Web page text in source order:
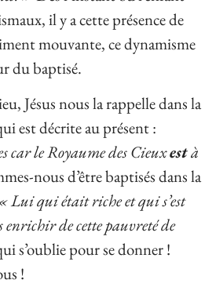
il y a cette présence de
mouvante, ce dynamisme
du baptisé.
Jésus nous la rappelle dans la
est décrite au présent :
car le Royaume des Cieuxestà
nous d’être baptisés dans la
Lui qui était riche et qui s’est
de cette pauvreté de
s’oublie pour se donner !
!